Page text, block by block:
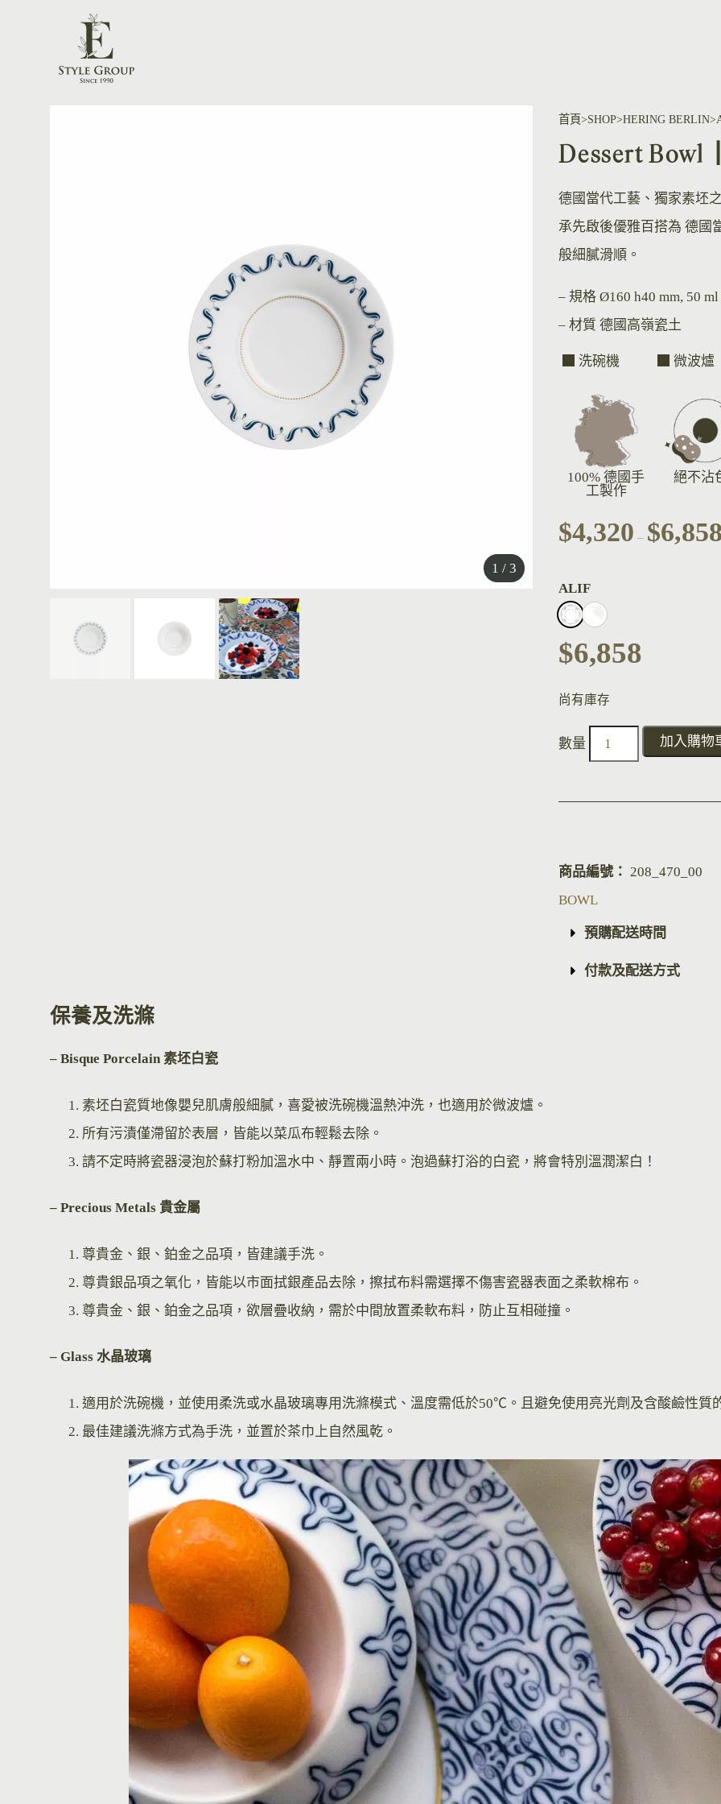
1 / 3
首頁 SHOP HERING BERLIN
Dessert
德國當代工藝、獨家素坯
承先啟後優雅百搭為 德國
般細膩滑順。
– 規格 Ø160 h40 mm, 50 ml
– 材質 德國高嶺瓷土
洗碗機 微波爐
100% 德國手
工製作
絕不沾
$4,320 – $
ALIF
$6,858
尚有庫存
加入購物
商品編號：208_470_00
BOWL
預購配送時間
付款及配送方式
保養及洗滌
– Bisque Porcelain 素坯白瓷
素坯白瓷質地像嬰兒肌膚般細膩，喜愛被洗碗機溫熱沖洗，也適用於微波爐。
所有污漬僅滯留於表層，皆能以菜瓜布輕鬆去除。
請不定時將瓷器浸泡於蘇打粉加溫水中、靜置兩小時。泡過蘇打浴的白瓷，將會特別溫潤潔白！
– Precious Metals 貴金屬
尊貴金、銀、鉑金之品項，皆建議手洗。
尊貴銀品項之氧化，皆能以市面拭銀產品去除，擦拭布料需選擇不傷害瓷器表面之柔軟棉布。
尊貴金、銀、鉑金之品項，欲層疊收納，需於中間放置柔軟布料，防止互相碰撞。
– Glass 水晶玻璃
適用於洗碗機，並使用柔洗或水晶玻璃專用洗滌模式、溫度需低於50℃。且避免使用亮光劑及含酸鹼性質
最佳建議洗滌方式為手洗，並置於茶巾上自然風乾。